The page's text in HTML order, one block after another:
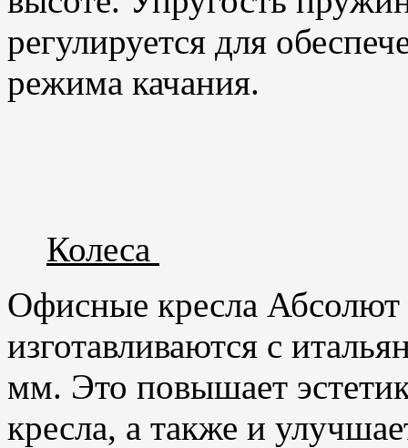
регулируется для
режима качания.
Колеса
Офисные кресла Абсолют
изготавливаются с
мм. Это повышает
кресла, а также и